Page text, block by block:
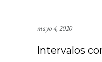
mayo 4, 2020
Intervalos